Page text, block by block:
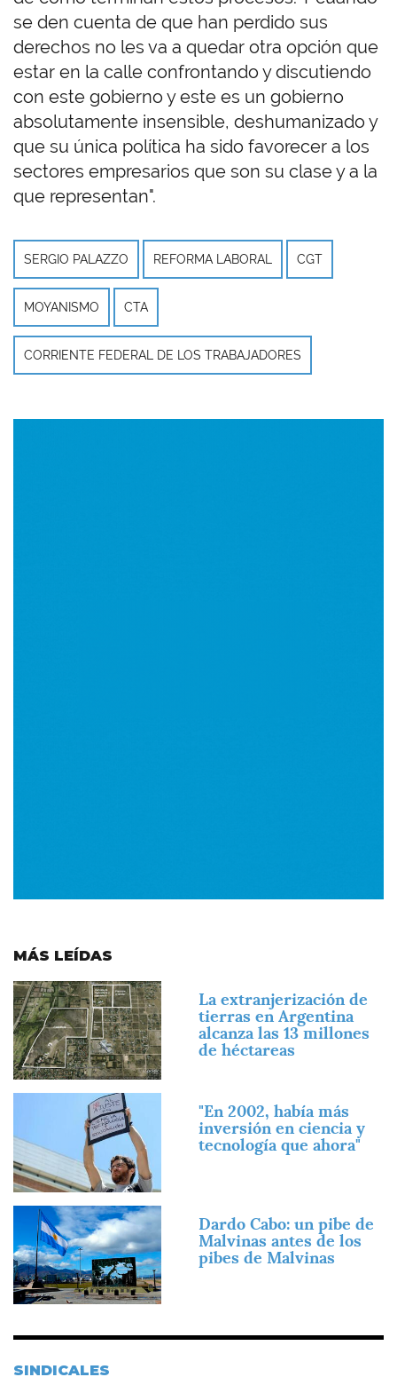
se den cuenta de que han perdido sus
derechos no les va a quedar otra opción que
estar en la calle confrontando y discutiendo
con este gobierno y este es un gobierno
absolutamente insensible, deshumanizado y
que su única política ha sido favorecer a los
sectores empresarios que son su clase y a la
que representan".
SERGIO PALAZZO REFORMA LABORAL CGT
MOYANISMO CTA
CORRIENTE FEDERAL DE LOS TRABAJADORES
MÁS LEÍDAS
Imagen
La extranjerización de
tierras en Argentina
alcanza las 13 millones
de héctareas
"En 2002, había más
inversión en ciencia y
tecnología que ahora"
Imagen
Dardo Cabo: un pibe de
Malvinas antes de los
pibes de Malvinas
SINDICALES